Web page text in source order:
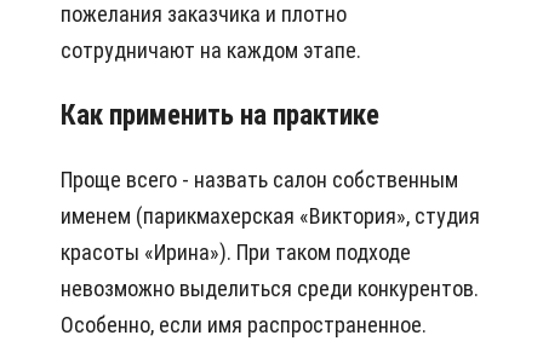
пожелания заказчика и плотно
сотрудничают на каждом этапе.
Как применить на практике
Проще всего - назвать салон собственным
именем (парикмахерская «Виктория», студия
красоты «Ирина»). При таком подходе
невозможно выделиться среди конкурентов.
Особенно, если имя распространенное.